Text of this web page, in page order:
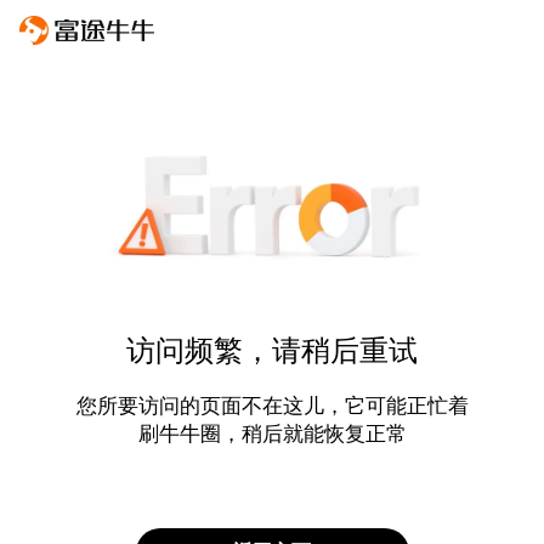
访问频繁，请稍后重试
您所要访问的页面不在这儿，它可能正忙着
刷牛牛圈，稍后就能恢复正常